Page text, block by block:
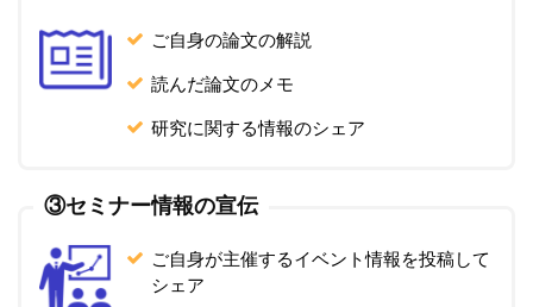
ご自身の論文の解説
読んだ論文のメモ
研究に関する情報のシェア
③セミナー情報の宣伝
ご自身が主催するイベント情報を投稿して
シェア